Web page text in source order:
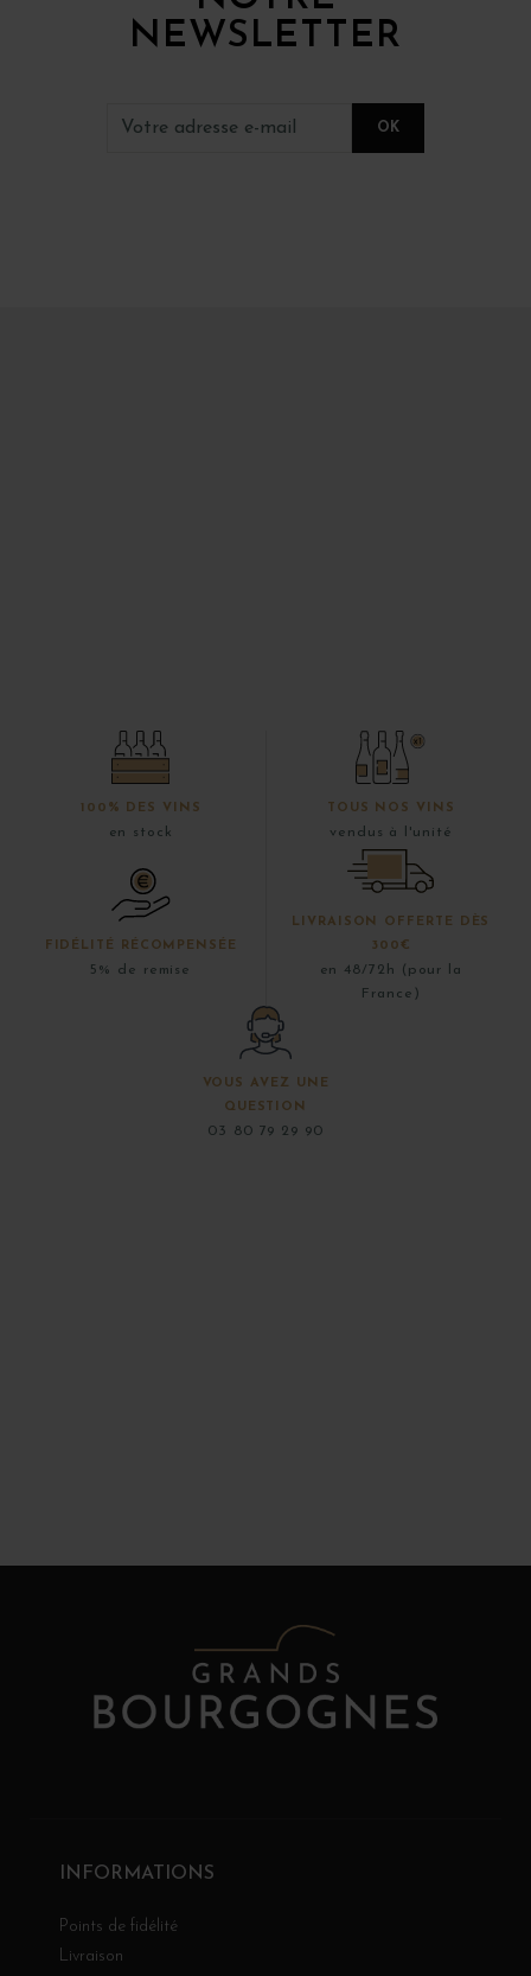
NEWSLETTER
100% DES VINS
en stock
TOUS NOS VINS
vendus à l'unité
FIDÉLITÉ RÉCOMPENSÉE
5% de remise
LIVRAISON OFFERTE DÈS
300€
en 48/72h (pour la
France)
VOUS AVEZ UNE
QUESTION
03 80 79 29 90
INFORMATIONS
Points de fidélité
Livraison